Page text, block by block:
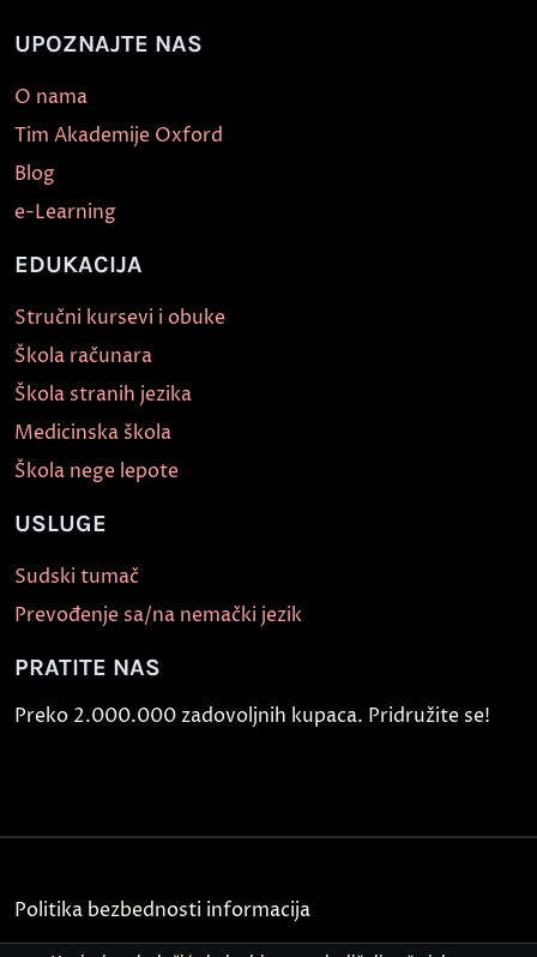
UPOZNAJTE NAS
O nama
Tim Akademije Oxford
Blog
e-Learning
EDUKACIJA
Stručni kursevi i obuke
Škola računara
Škola stranih jezika
Medicinska škola
Škola nege lepote
USLUGE
Sudski tumač
Prevođenje sa/na nemački jezik
PRATITE NAS
Preko 2.000.000 zadovoljnih kupaca. Pridružite se!
Politika bezbednosti informacija